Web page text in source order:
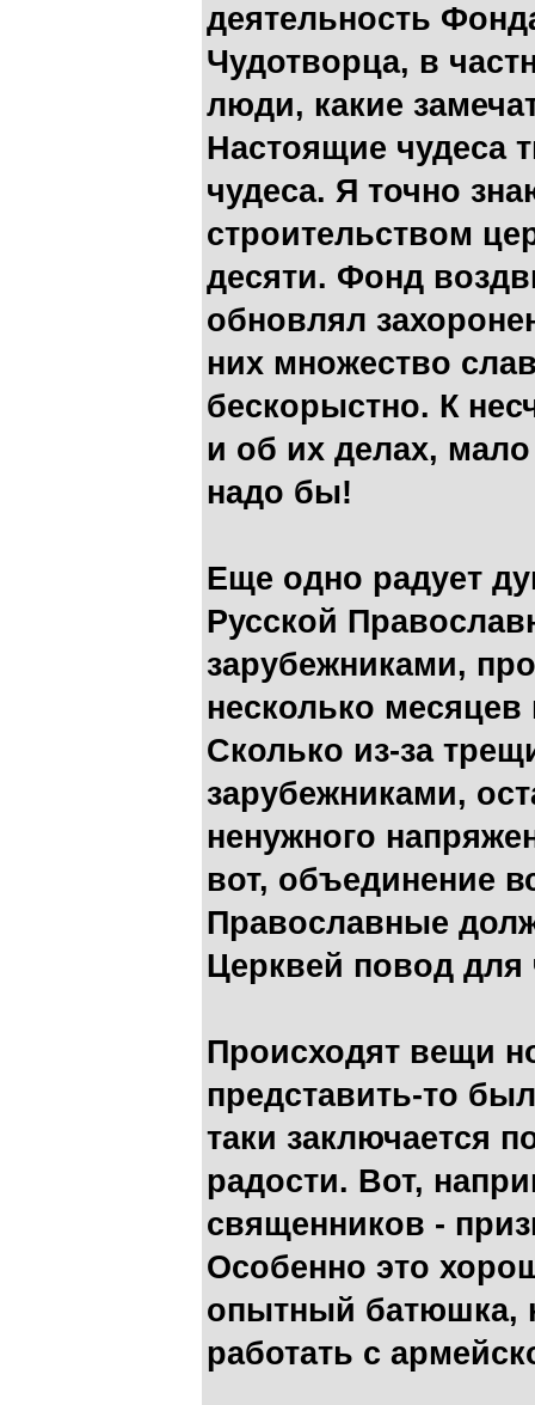
деятельность
Чудотворца, в
люди, какие
Настоящие чудеса
чудеса. Я точно
строительством
десяти. Фонд
обновлял
них множество
бескорыстно. К
и об их делах,
надо бы!
Еще одно радует
Русской
зарубежниками,
несколько
Сколько из-за
зарубежниками,
ненужного
вот, объединение
Православные
Церквей повод для
Происходят вещи
представить-то
таки заключается
радости. Вот,
священников -
Особенно это
опытный батюшка,
работать с